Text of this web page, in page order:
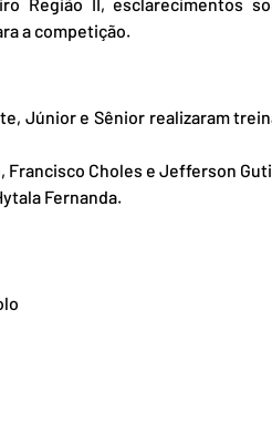
a competição.
Júnior e Sênior realizaram
Choles e Jefferson
Fernanda.